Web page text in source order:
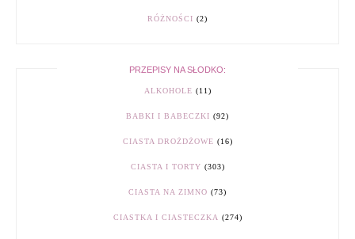
RÓŻNOŚCI (2)
PRZEPISY NA SŁODKO:
ALKOHOLE (11)
BABKI I BABECZKI (92)
CIASTA DROŻDŻOWE (16)
CIASTA I TORTY (303)
CIASTA NA ZIMNO (73)
CIASTKA I CIASTECZKA (274)